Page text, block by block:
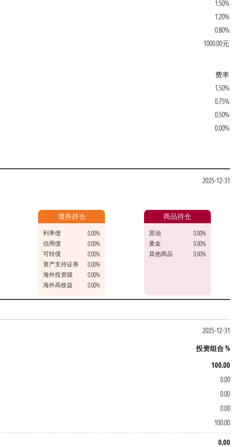
1.50%
1.20%
0.80%
1000.00元
费率
1.50%
0.75%
0.50%
0.00%
2025-12-31
债券持仓
利率债
0.00%
信用债
0.00%
可转债
0.00%
资产支持证券
0.00%
海外投资级
0.00%
海外高收益
0.00%
商品持仓
原油
0.00%
黄金
0.00%
其他商品
0.00%
2025-12-31
投资组合 %
100.00
0.00
0.00
0.00
100.00
0.00